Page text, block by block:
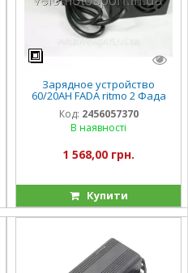
Зарядное устройство
60/20AH FADA ritmo 2 Фада
Код: 2456057370
В наявності
1 568,00 грн.
Купити